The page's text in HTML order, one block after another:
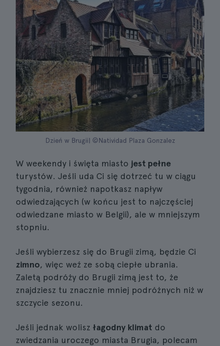
Dzień w Brugii| ©Natividad Plaza Gonzalez
W weekendy i święta miasto jest pełne
turystów. Jeśli uda Ci się dotrzeć tu w ciągu
tygodnia, również napotkasz napływ
odwiedzających (w końcu jest to najczęściej
odwiedzane miasto w Belgii), ale w mniejszym
stopniu.
Jeśli wybierzesz się do Brugii zimą, będzie Ci
zimno, więc weź ze sobą ciepłe ubrania.
Zaletą podróży do Brugii zimą jest to, że
znajdziesz tu znacznie mniej podróżnych niż w
szczycie sezonu.
Jeśli jednak wolisz łagodny klimat do
zwiedzania uroczego miasta Brugia, polecam